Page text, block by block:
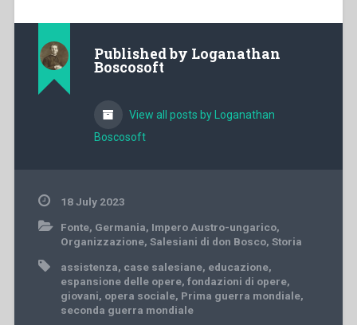
Published by Loganathan
Boscosoft
View all posts by Loganathan
Boscosoft
18 July 2023
Fonte, Germania, Impero Austro-ungarico,
Organizzazione, Salesiani di don Bosco, Storia
assistenza, case salesiane, educazione,
espansione delle opere, fondazioni di opere,
giovani, opera sociale, Prima guerra mondiale,
seconda guerra mondiale